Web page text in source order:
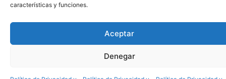
características y funciones.
Aceptar
Denegar